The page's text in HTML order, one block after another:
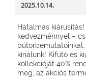
2025.10.14.
Hatalmas
kedvezménnyel –
kínálunk! Kifutó és
kollekcióját 40%
meg, az akciós